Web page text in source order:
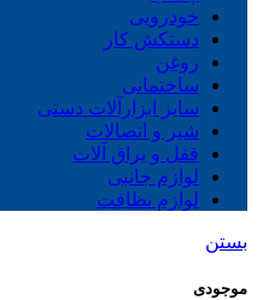
خودرویی
دستکش کار
روغن
ساختمانی
سایز ابزارآلات دستی
شیر و اتصالات
قفل و یراق آلات
لوازم جانبی
لوازم نظافت
بستن
موجودی